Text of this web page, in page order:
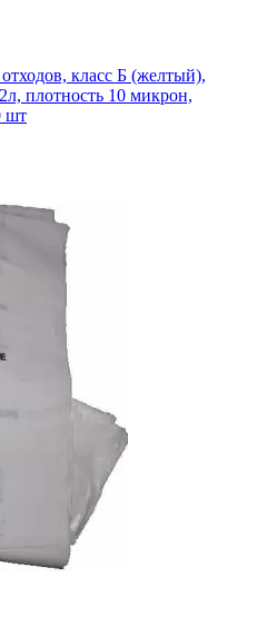
класс Б (желтый),
плотность 10 микрон,
шт